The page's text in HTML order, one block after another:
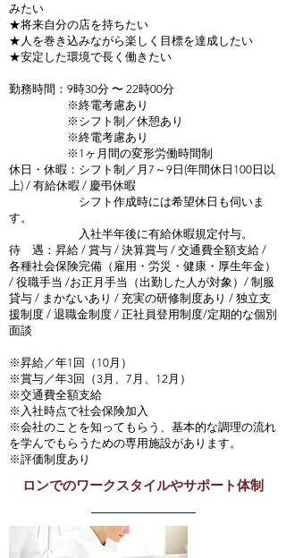
みたい
★将来自分の店を持ちたい
★人を巻き込みながら楽しく目標を達成したい
★安定した環境で長く働きたい
勤務時間：9時30分 〜 22時00分
※終電考慮あり
※シフト制／休憩あり
※終電考慮あり
※1ヶ月間の変形労働時間制
休日・休暇：シフト制／月7～9日(年間休日100日以
上) / 有給休暇 / 慶弔休暇
シフト作成時には希望休日も伺いま
す。
入社半年後に有給休暇規定付与。
待 遇：昇給 / 賞与 / 決算賞与 / 交通費全額支給 /
各種社会保険完備（雇用・労災・健康・厚生年金）
/ 役職手当 /お正月手当（出勤した人が対象）/ 制服
貸与 / まかないあり / 充実の研修制度あり / 独立支
援制度 / 退職金制度 / 正社員登用制度/定期的な個別
面談
※昇給／年1回（10月）
※賞与／年3回（3月、7月、12月）
※交通費全額支給
※入社時点で社会保険加入
※会社のことを知ってもらう、基本的な調理の流れ
を学んでもらうための専用施設があります。
※評価制度あり
ロンでのワークスタイルやサポート体制